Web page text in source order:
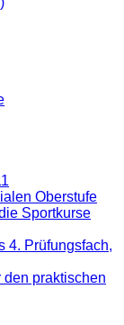
Oberstufe
Sportkurse
4. Prüfungsfach,
den praktischen